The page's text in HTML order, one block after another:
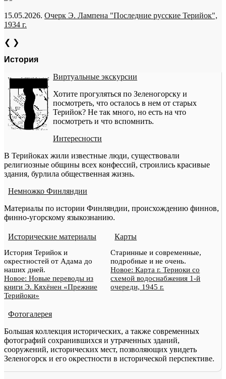
15.05.2026. Очерк Э. Лампена "Последние русские Терийок",
1934 г.
❮ ❯
История
Виртуальные экскурсии
Хотите прогуляться по Зеленогорску и
посмотреть, что осталось в нем от старых
Терийок? Не так много, но есть на что
посмотреть и что вспомнить.
Интересности
В Терийоках жили известные люди, существовали
религиозные общины всех конфессий, строились красивые
здания, бурлила общественная жизнь.
Немножко Финляндии
Материалы по истории Финляндии, происхождению финнов,
финно-угорскому языкознанию.
Исторические материалы
История Терийок и
окрестностей от Адама до
наших дней.
Новое: Новые переводы из
книги Э. Кяхёнен «Прежние
Терийоки»
Карты
Старинные и современные,
подробные и не очень.
Новое: Карта г. Териоки со
схемой водоснабжения 1-й
очереди, 1945 г.
Фотогалерея
Большая коллекция исторических, а также современных
фотографий сохранившихся и утраченных зданий,
сооружений, исторических мест, позволяющих увидеть
Зеленогорск и его окрестности в исторической перспективе.